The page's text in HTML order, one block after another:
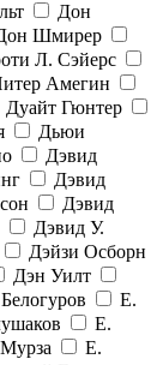
Дон
Шмирер
Л. Сэйерс
Амегин
Дуайт Гюнтер
Дьюи
Дэвид
Дэвид
Дэвид
Дэвид У.
Дэйзи Осборн
Дэн Уилт
Е.
Е.
Е.